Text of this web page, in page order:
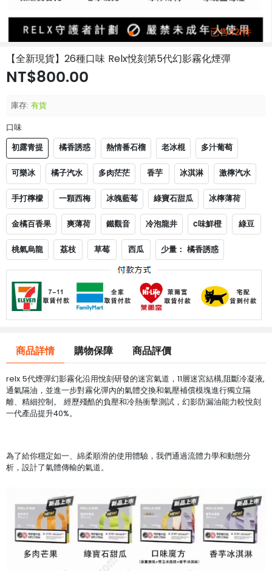
已售421件
【全新現貨】26種口味 Relx悅刻第5代幻影霧化煙彈
NT$800.00
庫存: 有貨
口味
初露青提 橘香誘惑 熱情番石榴 老冰棍
多汁葡萄
可樂冰
橘子汽水 多肉茫茫 香芋 冰淇淋
激檸汽水
手打檸檬
一顆西梅 冰魄藍莓 綠寶石甜瓜
冰檸薄荷
金橘百香果
爽薄荷 鐵觀音 冷泡龍井 c味鮮橙
綠豆
桃氣烏龍
荔枝 草莓 西瓜 少量： 橘香誘惑
商品詳情 購物保障 商品評價
relx 5代煙彈幻影霧化沿用悅刻研發的迷宮氣道，11層迷宮結構,阻斷冷凝液,
通氣隔油，並進一步對霧化彈內的氣體交換和氣壓補償模塊進行獨立隔
離、精細控制。 經歷殘酷的負壓和冷熱衝擊測試，幻影防漏油能力較悅刻
一代產品提升40%。
為了給你穩定如一、綿柔順滑的使用體驗，我們通過流體力學和動態分
析，設計了氣體傳輸的氣道。